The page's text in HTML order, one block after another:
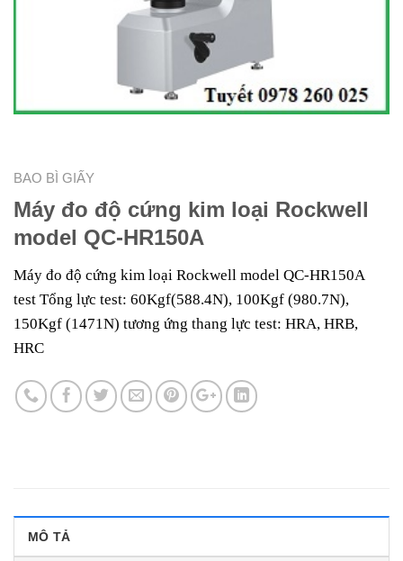
BAO BÌ GIẤY
Máy đo độ cứng kim loại Rockwell
model QC-HR150A
Máy đo độ cứng kim loại Rockwell model QC-HR150A
test Tổng lực test: 60Kgf(588.4N), 100Kgf (980.7N),
150Kgf (1471N) tương ứng thang lực test: HRA, HRB,
HRC
MÔ TẢ